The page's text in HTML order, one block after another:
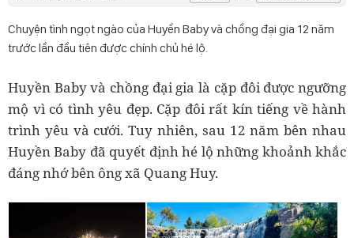
Chuyện tình ngọt ngào của Huyền Baby và chồng đại gia 12 năm
trước lần đầu tiên được chính chủ hé lộ.
Huyền Baby và chồng đại gia là cặp đôi được ngưỡng
mộ vì có tình yêu đẹp. Cặp đôi rất kín tiếng về hành
trình yêu và cưới. Tuy nhiên, sau 12 năm bên nhau
Huyền Baby đã quyết định hé lộ những khoảnh khắc
đáng nhớ bên ông xã Quang Huy.